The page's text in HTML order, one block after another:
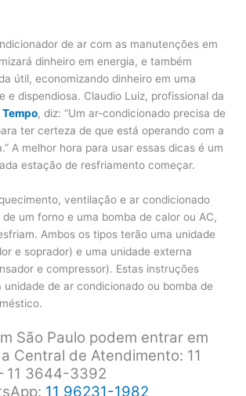
de ar com as manutenções em
dinheiro em energia, e também
útil, economizando dinheiro em uma
e dispendiosa. Claudio Luiz, profissional da
, diz: “Um ar-condicionado precisa de
ter certeza de que está operando com a
A melhor hora para usar essas dicas é um
estação de resfriamento começar.
ventilação e ar condicionado
de um forno e uma bomba de calor ou AC,
Ambos os tipos terão uma unidade
e soprador) e uma unidade externa
e compressor). Estas instruções
de ar condicionado ou bomba de
São Paulo podem entrar em
Central de Atendimento: 11
11 3644-3392
11 96231-1982